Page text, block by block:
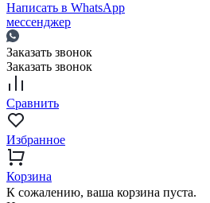
Написать в WhatsApp
мессенджер
Заказать звонок
Заказать звонок
Сравнить
Избранное
Корзина
К сожалению, ваша корзина пуста.